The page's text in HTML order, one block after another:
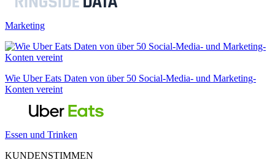
Marketing
Wie Uber Eats Daten von über 50 Social-Media- und Marketing-
Konten vereint
Essen und Trinken
KUNDENSTIMMEN